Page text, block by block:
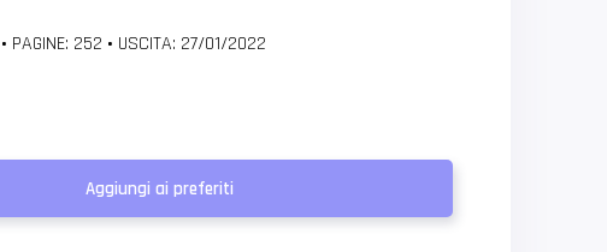
• PAGINE: 252 • USCITA: 27/01/2022
Aggiungi ai preferiti